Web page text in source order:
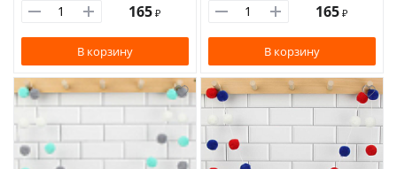
165 ₽
В корзину
165 ₽
В корзину